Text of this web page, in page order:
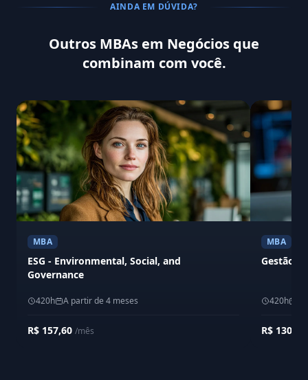
AINDA EM DÚVIDA?
Outros MBAs em Negócios que
combinam com você.
MBA
ESG - Environmental, Social, and
Governance
420h A partir de 4 meses
R$ 157,60 /mês
MBA
Gestão
420h
R$ 130,00